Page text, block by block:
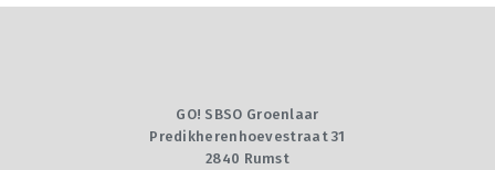
GO! SBSO Groenlaar
Predikherenhoevestraat 31
2840 Rumst